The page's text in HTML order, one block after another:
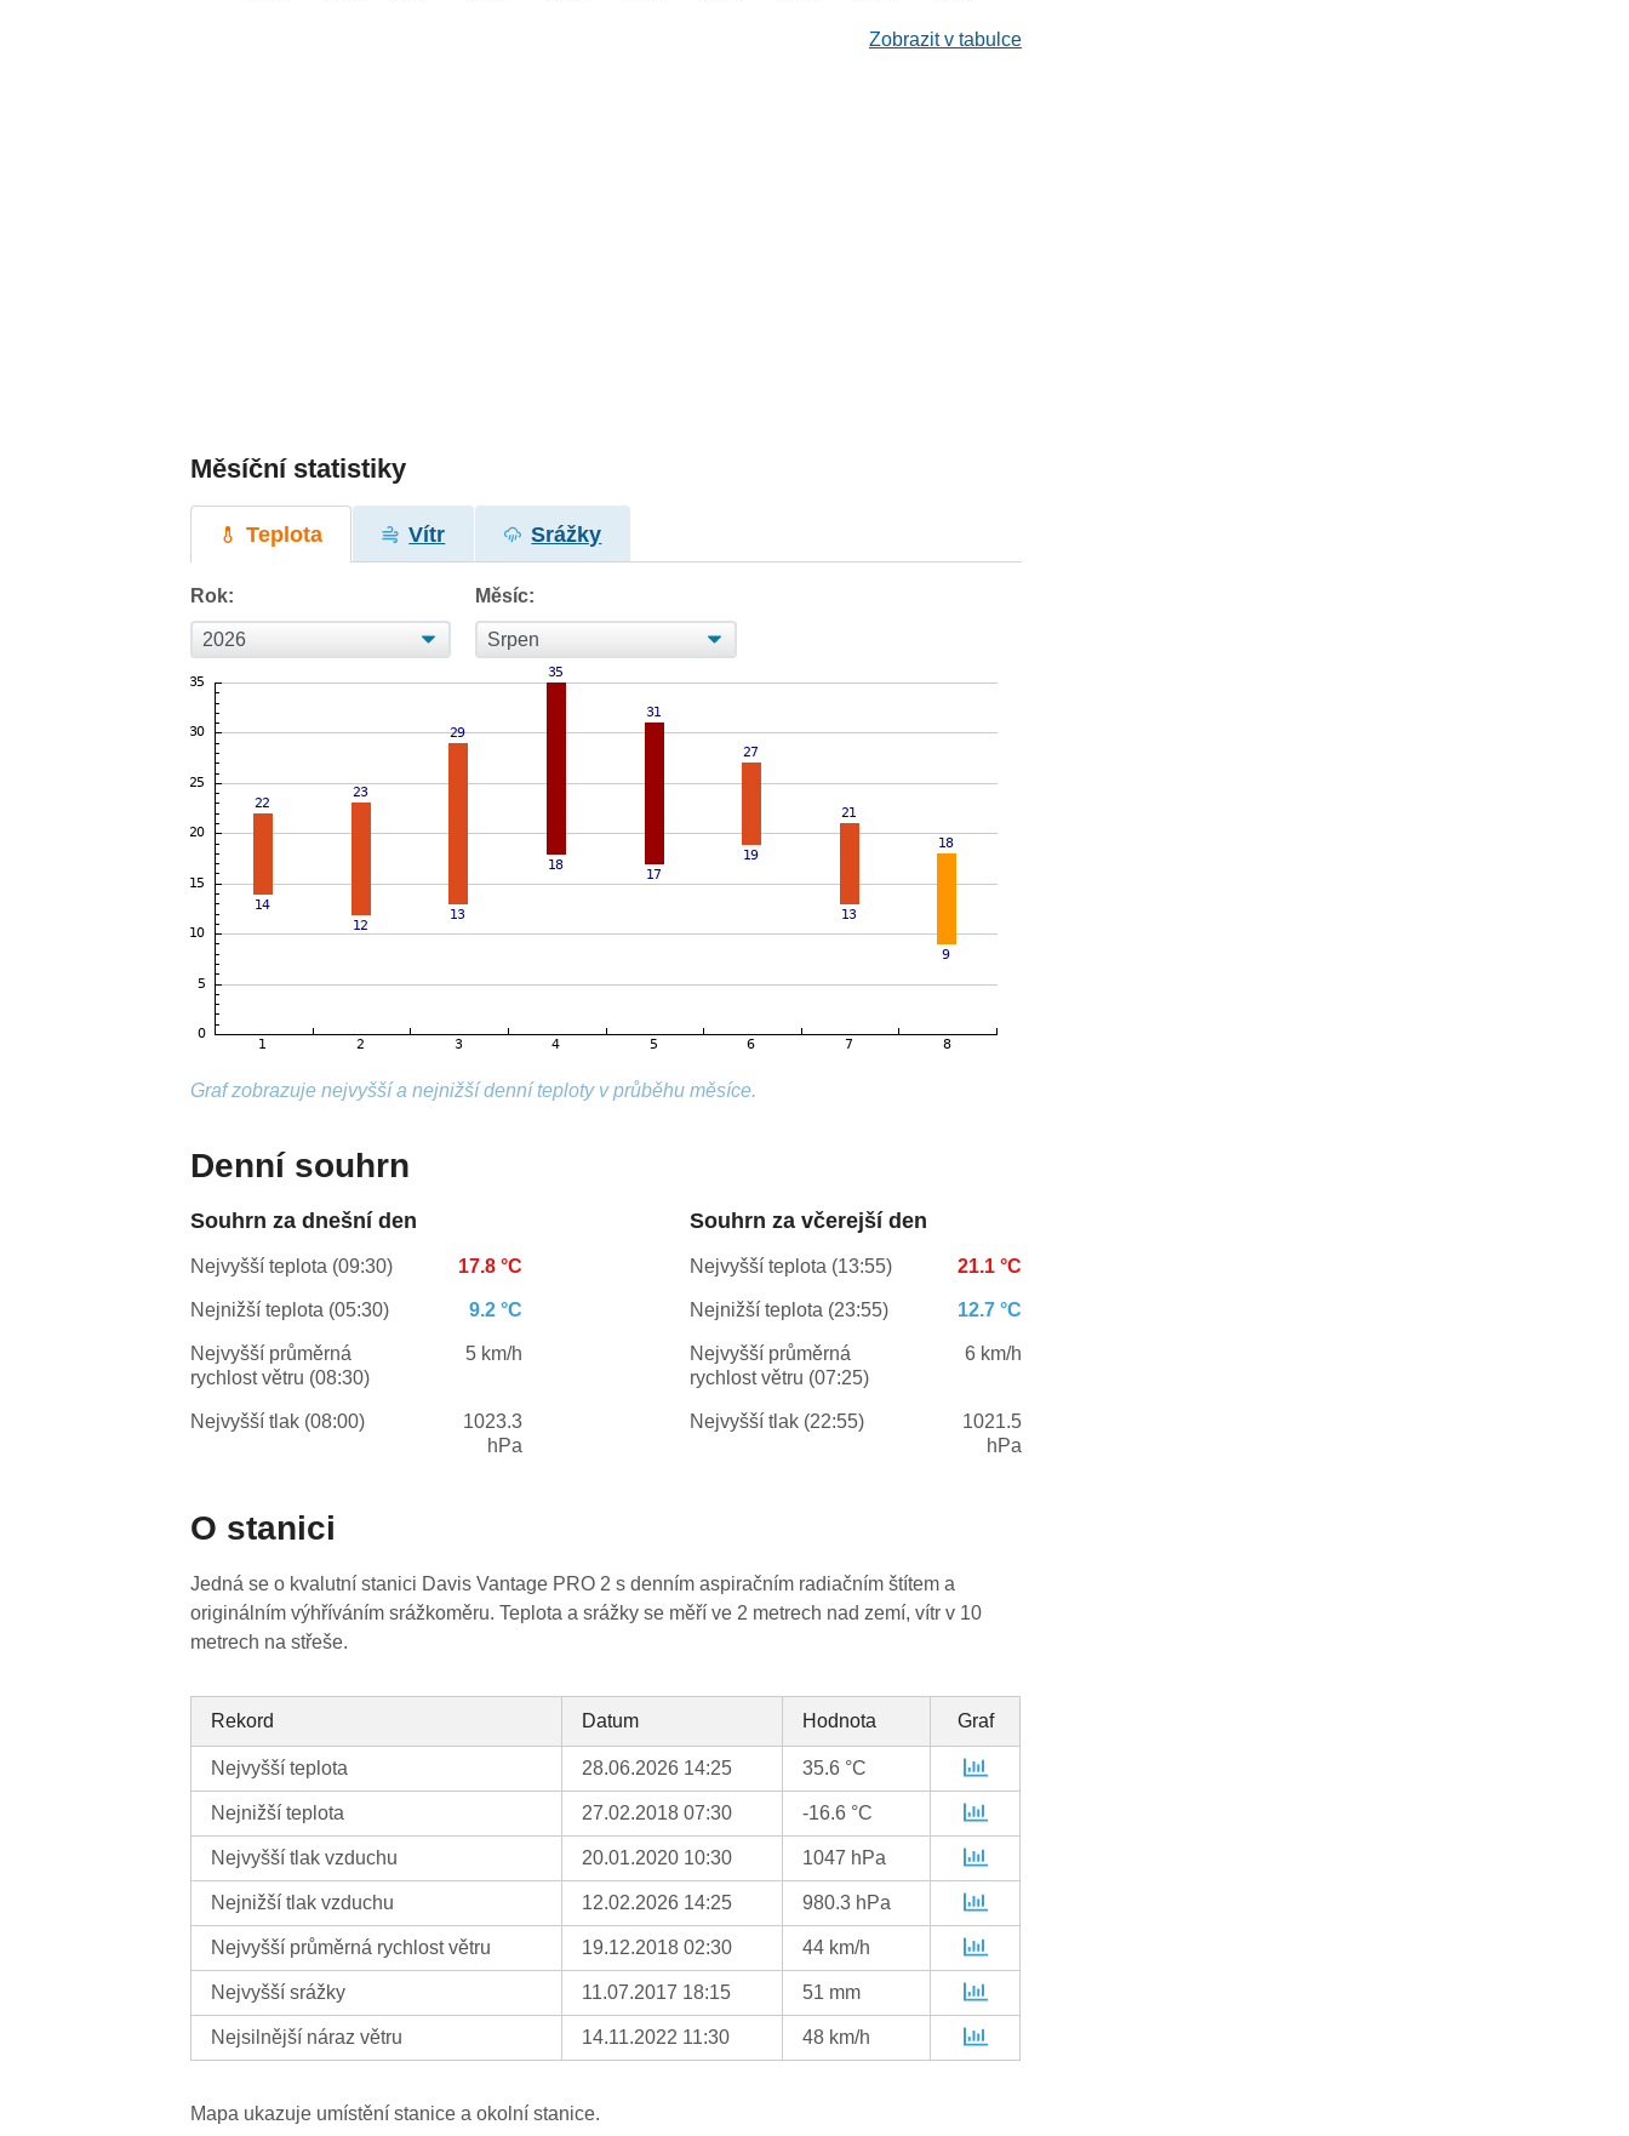
Zobrazit v tabulce
Měsíční statistiky
Teplota Vítr Srážky
Rok: Měsíc:
Graf zobrazuje nejvyšší a nejnižší denní teploty v průběhu měsíce.
Denní souhrn
Souhrn za dnešní den
Nejvyšší teplota (09:30) 17.8 °C
Nejnižší teplota (05:30) 9.2 °C
Nejvyšší průměrná
rychlost větru (08:30)
5 km/h
Nejvyšší tlak (08:00)
1023.3
hPa
Souhrn za včerejší den
Nejvyšší teplota (13:55) 21.1 °C
Nejnižší teplota (23:55) 12.7 °C
Nejvyšší průměrná
rychlost větru (07:25)
6 km/h
Nejvyšší tlak (22:55)
1021.5
hPa
O stanici
Jedná se o kvalutní stanici Davis Vantage PRO 2 s denním aspiračním radiačním štítem a
originálním výhříváním srážkoměru. Teplota a srážky se měří ve 2 metrech nad zemí, vítr v 10
metrech na střeše.
Rekord Datum Hodnota Graf
Nejvyšší teplota 28.06.2026 14:25 35.6 °C
Nejnižší teplota 27.02.2018 07:30 -16.6 °C
Nejvyšší tlak vzduchu 20.01.2020 10:30 1047 hPa
Nejnižší tlak vzduchu 12.02.2026 14:25 980.3 hPa
Nejvyšší průměrná rychlost větru 19.12.2018 02:30 44 km/h
Nejvyšší srážky 11.07.2017 18:15 51 mm
Nejsilnější náraz větru 14.11.2022 11:30 48 km/h
Mapa ukazuje umístění stanice a okolní stanice.